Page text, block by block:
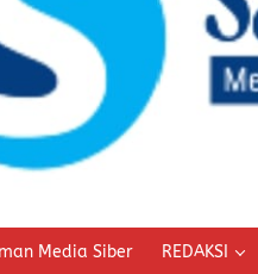
Media Siber REDAKSI